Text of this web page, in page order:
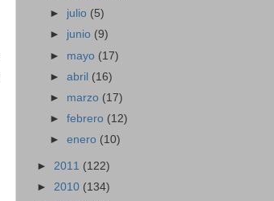
► julio (5)
► junio (9)
► mayo (17)
►abril (16)
► marzo (17)
►febrero (12)
►enero (10)
► 2011 (122)
► 2010 (134)